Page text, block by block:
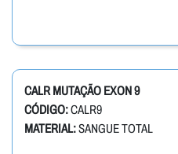
CALR MUTAÇÃO EXON 9
CÓDIGO:CALR9
MATERIAL:SANGUE TOTAL